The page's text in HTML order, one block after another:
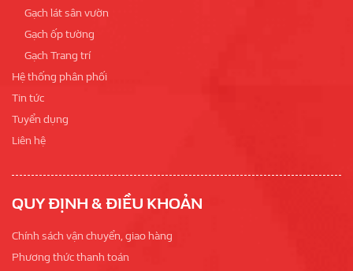
Gạch lát sân vườn
Gạch ốp tường
Gạch Trang trí
Hệ thống phân phối
Tin tức
Tuyển dụng
Liên hệ
QUY ĐỊNH & ĐIỀU KHOẢN
Chính sách vận chuyển, giao hàng
Phương thức thanh toán